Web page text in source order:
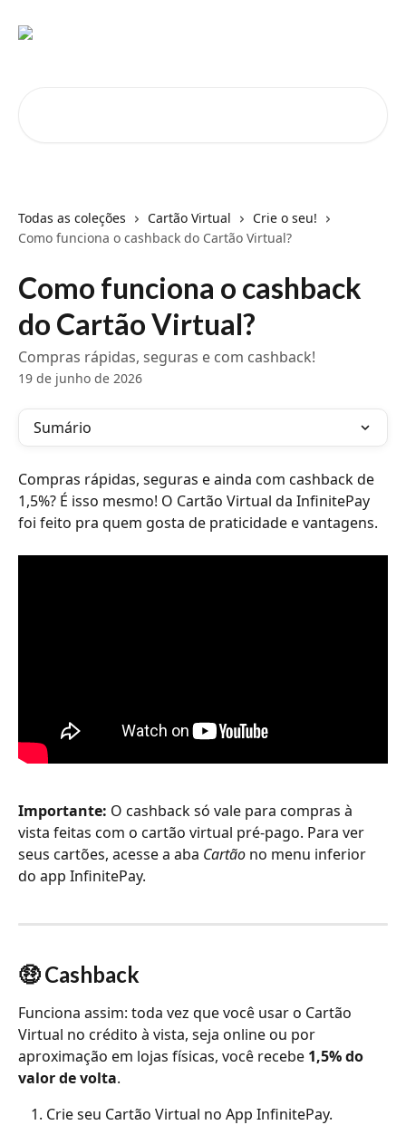
Todas as coleções Cartão Virtual
Crie o seu!
Como funciona o cashback do Cartão Virtual?
Como funciona o cashback
do Cartão Virtual?
Compras rápidas, seguras e com cashback!
19 de junho de 2026
Sumário
Compras rápidas, seguras e ainda com cashback de
1,5%? É isso mesmo! O Cartão Virtual da InfinitePay
foi feito pra quem gosta de praticidade e vantagens.
Importante: O cashback só vale para compras à
vista feitas com o cartão virtual pré-pago. Para ver
seus cartões, acesse a aba Cartão no menu inferior
do app InfinitePay.
🤑 Cashback
Funciona assim: toda vez que você usar o Cartão
Virtual no crédito à vista, seja online ou por
aproximação em lojas físicas, você recebe 1,5% do
valor de volta.
Crie seu Cartão Virtual no App InfinitePay.